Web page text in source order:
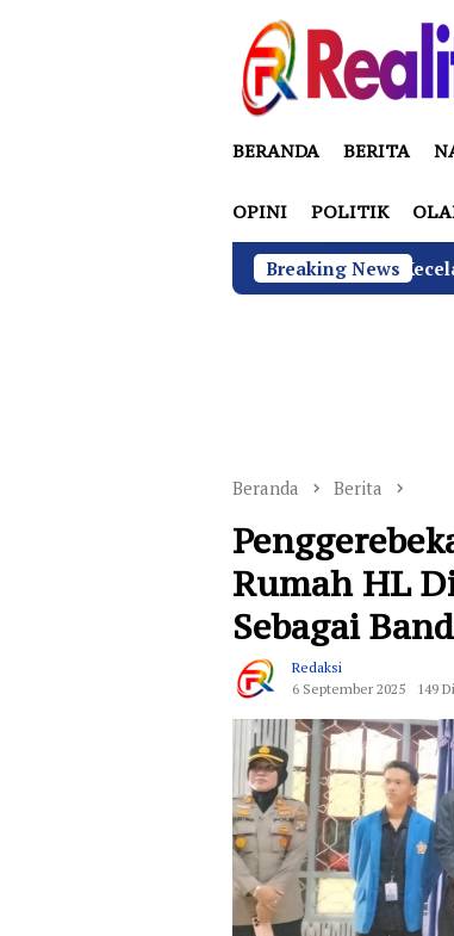
BERANDA BERITA
OPINI POLITIK
Breaking News
Tekan Fatalitas Kecelakaan, SMKN 3
Beranda Berita
Rumah HL
Sebagai
Redaksi
6 September 2025
149